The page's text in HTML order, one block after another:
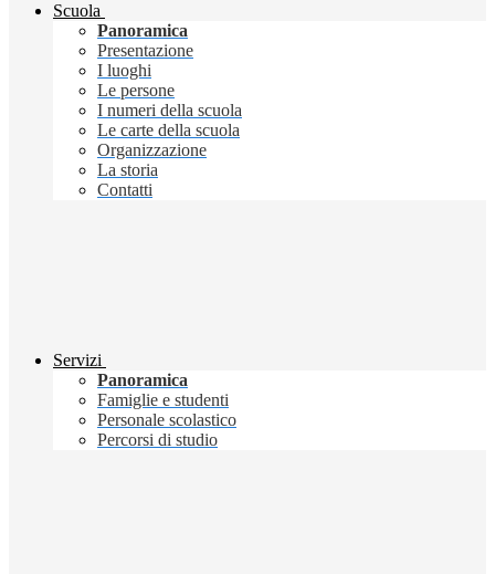
Scuola
Panoramica
Presentazione
I luoghi
Le persone
I numeri della scuola
Le carte della scuola
Organizzazione
La storia
Contatti
Servizi
Panoramica
Famiglie e studenti
Personale scolastico
Percorsi di studio